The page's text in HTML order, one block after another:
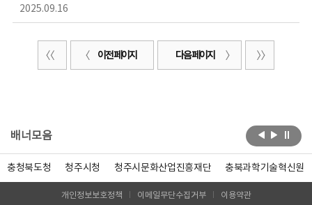
2025.09.16
이전 페이지 다음 페이지
배너모음
충청북도청 청주시청 청주시문화산업진흥재단 충북과학기술혁신원
개인정보보호정책 이메일무단수집거부 이용약관